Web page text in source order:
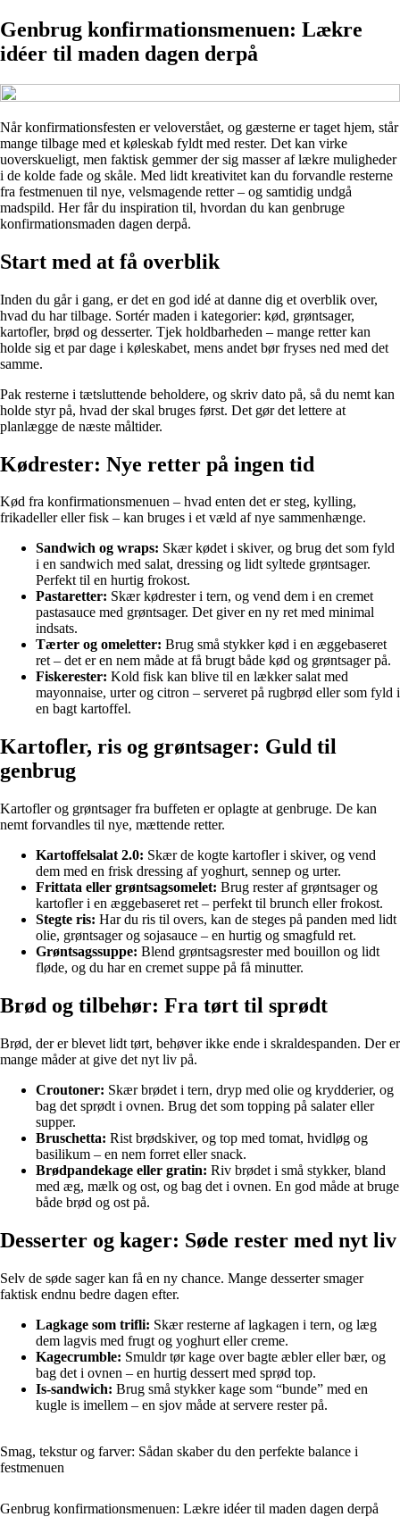
Genbrug konfirmationsmenuen: Lækre
idéer til maden dagen derpå
Når konfirmationsfesten er veloverstået, og gæsterne er taget hjem, står
mange tilbage med et køleskab fyldt med rester. Det kan virke
uoverskueligt, men faktisk gemmer der sig masser af lækre muligheder
i de kolde fade og skåle. Med lidt kreativitet kan du forvandle resterne
fra festmenuen til nye, velsmagende retter – og samtidig undgå
madspild. Her får du inspiration til, hvordan du kan genbruge
konfirmationsmaden dagen derpå.
Start med at få overblik
Inden du går i gang, er det en god idé at danne dig et overblik over,
hvad du har tilbage. Sortér maden i kategorier: kød, grøntsager,
kartofler, brød og desserter. Tjek holdbarheden – mange retter kan
holde sig et par dage i køleskabet, mens andet bør fryses ned med det
samme.
Pak resterne i tætsluttende beholdere, og skriv dato på, så du nemt kan
holde styr på, hvad der skal bruges først. Det gør det lettere at
planlægge de næste måltider.
Kødrester: Nye retter på ingen tid
Kød fra konfirmationsmenuen – hvad enten det er steg, kylling,
frikadeller eller fisk – kan bruges i et væld af nye sammenhænge.
Sandwich og wraps: Skær kødet i skiver, og brug det som fyld
i en sandwich med salat, dressing og lidt syltede grøntsager.
Perfekt til en hurtig frokost.
Pastaretter: Skær kødrester i tern, og vend dem i en cremet
pastasauce med grøntsager. Det giver en ny ret med minimal
indsats.
Tærter og omeletter: Brug små stykker kød i en æggebaseret
ret – det er en nem måde at få brugt både kød og grøntsager på.
Fiskerester: Kold fisk kan blive til en lækker salat med
mayonnaise, urter og citron – serveret på rugbrød eller som fyld i
en bagt kartoffel.
Kartofler, ris og grøntsager: Guld til
genbrug
Kartofler og grøntsager fra buffeten er oplagte at genbruge. De kan
nemt forvandles til nye, mættende retter.
Kartoffelsalat 2.0: Skær de kogte kartofler i skiver, og vend
dem med en frisk dressing af yoghurt, sennep og urter.
Frittata eller grøntsagsomelet: Brug rester af grøntsager og
kartofler i en æggebaseret ret – perfekt til brunch eller frokost.
Stegte ris: Har du ris til overs, kan de steges på panden med lidt
olie, grøntsager og sojasauce – en hurtig og smagfuld ret.
Grøntsagssuppe: Blend grøntsagsrester med bouillon og lidt
fløde, og du har en cremet suppe på få minutter.
Brød og tilbehør: Fra tørt til sprødt
Brød, der er blevet lidt tørt, behøver ikke ende i skraldespanden. Der er
mange måder at give det nyt liv på.
Croutoner: Skær brødet i tern, dryp med olie og krydderier, og
bag det sprødt i ovnen. Brug det som topping på salater eller
supper.
Bruschetta: Rist brødskiver, og top med tomat, hvidløg og
basilikum – en nem forret eller snack.
Brødpandekage eller gratin: Riv brødet i små stykker, bland
med æg, mælk og ost, og bag det i ovnen. En god måde at bruge
både brød og ost på.
Desserter og kager: Søde rester med nyt liv
Selv de søde sager kan få en ny chance. Mange desserter smager
faktisk endnu bedre dagen efter.
Lagkage som trifli: Skær resterne af lagkagen i tern, og læg
dem lagvis med frugt og yoghurt eller creme.
Kagecrumble: Smuldr tør kage over bagte æbler eller bær, og
bag det i ovnen – en hurtig dessert med sprød top.
Is-sandwich: Brug små stykker kage som “bunde” med en
kugle is imellem – en sjov måde at servere rester på.
Smag, tekstur og farver: Sådan skaber du den perfekte balance i
festmenuen
Genbrug konfirmationsmenuen: Lækre idéer til maden dagen derpå